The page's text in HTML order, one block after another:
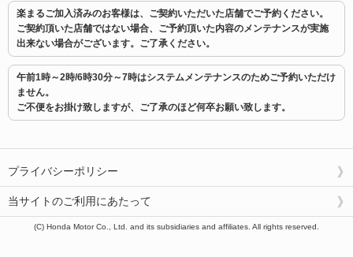
楽まるご加入済みのお客様は、ご契約いただいた店舗でご予約ください。
ご契約頂いた店舗ではない場合、ご予約頂いた内容のメンテナンスが実施
出来ない場合がございます。ご了承ください。
午前1時～2時/6時30分～7時はシステムメンテナンスのためご予約いただけ
ません。
ご不便をお掛け致しますが、ご了承のほど何卒お願い致します。
プライバシーポリシー
当サイトのご利用にあたって
(C) Honda Motor Co., Ltd. and its subsidiaries and affiliates. All rights reserved.